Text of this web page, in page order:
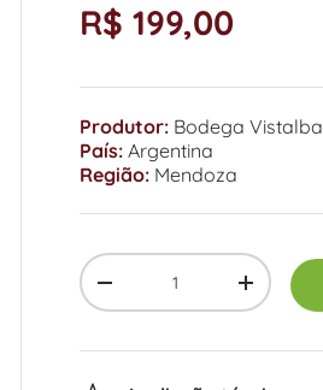
R$ 199,00
Produtor: Bodega Vistalba
País: Argentina
Região: Mendoza
Qty
-
+